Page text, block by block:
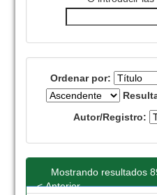
Ordenar por:
Autor/Registro:
Mostrando resultados
< Anterior